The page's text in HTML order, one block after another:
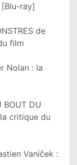
ray]
de
film
Nolan : la
BOUT DU
critique du
Vaniček :